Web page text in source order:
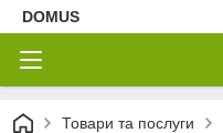
DOMUS
Товари та послуги